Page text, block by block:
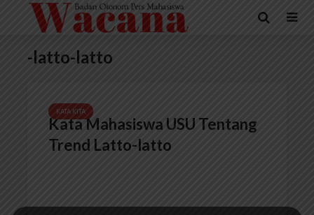
-latto-latto
KATA KITA
Kata Mahasiswa USU Tentang
Trend Latto-latto